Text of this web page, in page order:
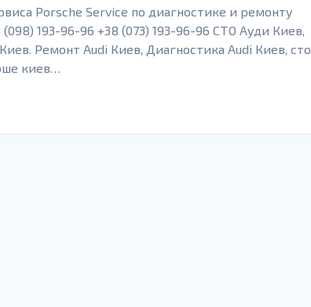
Porsche Service по диагностике и ремонту
193-96-96 +38 (073) 193-96-96 СТО Ауди Киев,
Ремонт Audi Киев, Диагностика Audi Киев, сто
киев…